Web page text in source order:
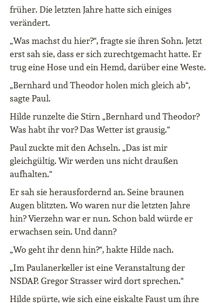
früher. Die letzten Jahre hatte sich einiges
verändert.
„Was machst du hier?“, fragte sie ihren Sohn. Jetzt
erst sah sie, dass er sich zurechtgemacht hatte. Er
trug eine Hose und ein Hemd, darüber eine Weste.
„Bernhard und Theodor holen mich gleich ab“,
sagte Paul.
Hilde runzelte die Stirn „Bernhard und Theodor?
Was habt ihr vor? Das Wetter ist grausig.“
Paul zuckte mit den Achseln. „Das ist mir
gleichgültig. Wir werden uns nicht draußen
aufhalten.“
Er sah sie herausfordernd an. Seine braunen
Augen blitzten. Wo waren nur die letzten Jahre
hin? Vierzehn war er nun. Schon bald würde er
erwachsen sein. Und dann?
„Wo geht ihr denn hin?“, hakte Hilde nach.
„Im Paulanerkeller ist eine Veranstaltung der
NSDAP. Gregor Strasser wird dort sprechen.“
Hilde spürte, wie sich eine eiskalte Faust um ihre